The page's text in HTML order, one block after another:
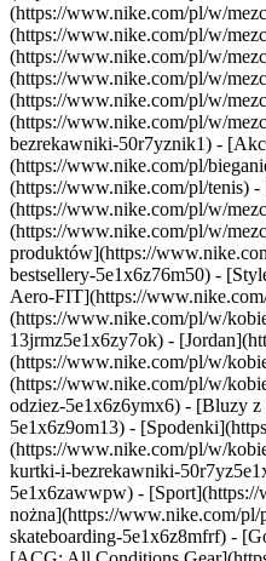
(https://www.nike.com/pl/w/
(https://www.nike.com/pl/w/
(https://www.nike.com/pl/w/
(https://www.nike.com/pl/w/
(https://www.nike.com/pl/w/
(https://www.nike.com/pl/w/
bezrekawniki-50r7yznik1) -
(https://www.nike.com/pl/
(https://www.nike.com/pl/tenis)
(https://www.nike.com/pl/w/
(https://www.nike.com/pl/w/
produktów](https://
bestsellery-5e1x6z76m50) -
Aero-FIT](https://
(https://www.nike.com/pl/w/
13jrmz5e1x6zy7ok) -
(https://www.nike.com/pl/w/
(https://www.nike.com/pl/w/
odziez-5e1x6z6ymx6) - [Bluzy
5e1x6z9om13) -
(https://www.nike.com/pl/w/
kurtki-i-bezrekawniki-
5e1x6zawwpw) - [Sport](https://
nożna](https://www.nike.com/
skateboarding-5e1x6z8mfrf) -